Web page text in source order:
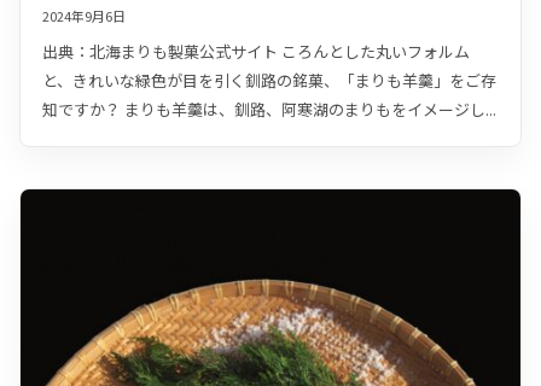
2024年9月6日
出典：北海まりも製菓公式サイト ころんとした丸いフォルム
と、きれいな緑色が目を引く釧路の銘菓、「まりも羊羹」をご存
知ですか？ まりも羊羹は、釧路、阿寒湖のまりもをイメージし...